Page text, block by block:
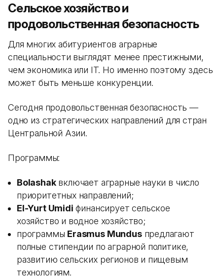
Сельское хозяйство и
продовольственная безопасность
Для многих абитуриентов аграрные
специальности выглядят менее престижными,
чем экономика или IT. Но именно поэтому здесь
может быть меньше конкуренции.
Сегодня продовольственная безопасность —
одно из стратегических направлений для стран
Центральной Азии.
Программы:
Bolashakвключает аграрные науки в число
приоритетных направлений;
El-Yurt Umidi финансирует сельское
хозяйство и водное хозяйство;
программы Erasmus Mundusпредлагают
полные стипендии по аграрной политике,
развитию сельских регионов и пищевым
технологиям.